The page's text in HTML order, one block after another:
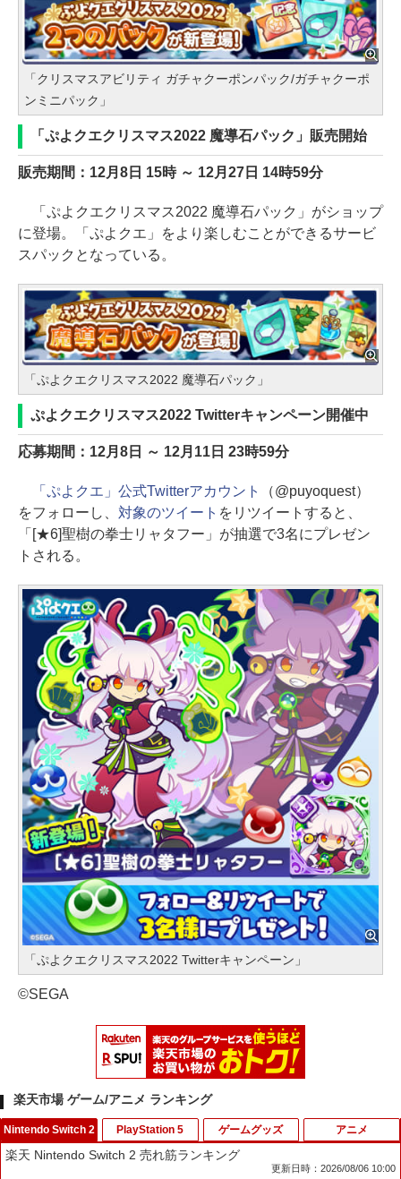
「クリスマスアビリティ ガチャクーポンパック/ガチャクーポ
ンミニパック」
「ぷよクエクリスマス2022 魔導石パック」販売開始
販売期間：12月8日 15時 ～ 12月27日 14時59分
「ぷよクエクリスマス2022 魔導石パック」がショップ
に登場。「ぷよクエ」をより楽しむことができるサービ
スパックとなっている。
「ぷよクエクリスマス2022 魔導石パック」
ぷよクエクリスマス2022 Twitterキャンペーン開催中
応募期間：12月8日 ～ 12月11日 23時59分
「ぷよクエ」公式Twitterアカウント
（@puyoquest）
をフォローし、 対象のツイート をリツイートすると、
「[★6]聖樹の拳士リャタフー」が抽選で3名にプレゼン
トされる。
「ぷよクエクリスマス2022 Twitterキャンペーン」
©SEGA
楽天市場 ゲーム/アニメ ランキング
Nintendo Switch 2
楽天 Nintendo Switch 2 売れ筋ランキング
更新日時：2026/08/06 10:00
PlayStation 5 ゲームグッズ アニメ